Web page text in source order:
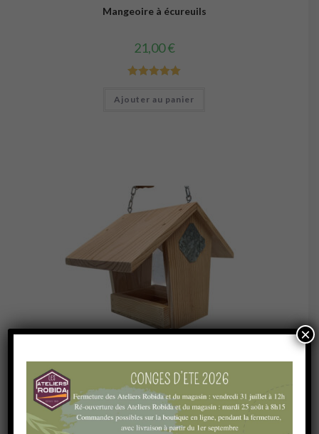
Mangeoire à écureuils
21,00€
sur 5
Ajouter au panier
L’univers du jardin,Les mangeoires à oiseaux
Mangeoire à oiseaux
×